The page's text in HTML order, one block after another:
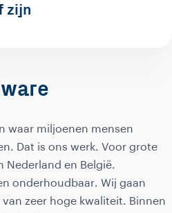
zijn
waar miljoenen mensen
Dat is ons werk. Voor grote
Nederland en België.
onderhoudbaar. Wij gaan
zeer hoge kwaliteit. Binnen